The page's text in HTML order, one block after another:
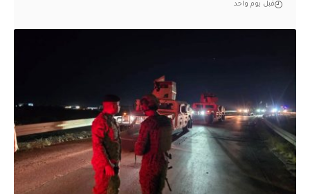
قبل يوم واحد